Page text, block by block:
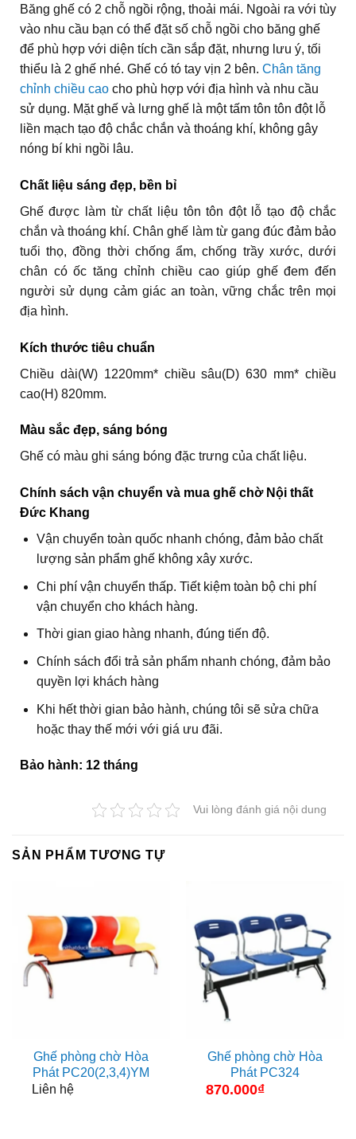
Băng ghế có 2 chỗ ngồi rộng, thoải mái. Ngoài ra với tùy
vào nhu cầu bạn có thể đặt số chỗ ngồi cho băng ghế
để phù hợp với diện tích cần sắp đặt, nhưng lưu ý, tối
thiểu là 2 ghế nhé. Ghế có tó tay vịn 2 bên. Chân tăng
chỉnh chiều caocho phù hợp với địa hình và nhu cầu
sử dụng. Mặt ghế và lưng ghế là một tấm tôn tôn đột lỗ
liền mạch tạo độ chắc chắn và thoáng khí, không gây
nóng bí khi ngồi lâu.
Chất liệu sáng đẹp, bền bỉ
Ghế được làm từ chất liệu tôn tôn đột lỗ tạo độ chắc
chắn và thoáng khí. Chân ghế làm từ gang đúc đảm bảo
tuổi thọ, đồng thời chống ẩm, chống trầy xước, dưới
chân có ốc tăng chỉnh chiều cao giúp ghế đem đến
người sử dụng cảm giác an toàn, vững chắc trên mọi
địa hình.
Kích thước tiêu chuẩn
Chiều dài(W) 1220mm* chiều sâu(D) 630 mm* chiều
cao(H) 820mm.
Màu sắc đẹp, sáng bóng
Ghế có màu ghi sáng bóng đặc trưng của chất liệu.
Chính sách vận chuyển và mua ghế chờ Nội thất
Đức Khang
Vận chuyển toàn quốc nhanh chóng, đảm bảo chất
lượng sản phẩm ghế không xây xước.
Chi phí vận chuyển thấp. Tiết kiệm toàn bộ chi phí
vận chuyển cho khách hàng.
Thời gian giao hàng nhanh, đúng tiến độ.
Chính sách đổi trả sản phẩm nhanh chóng, đảm bảo
quyền lợi khách hàng
Khi hết thời gian bảo hành, chúng tôi sẽ sửa chữa
hoặc thay thế mới với giá ưu đãi.
Bảo hành: 12 tháng
Vui lòng đánh giá nội dung
SẢN PHẨM TƯƠNG TỰ
Ghế phòng chờ Hòa
Phát PC20(2,3,4)YM
Liên hệ
Ghế phòng chờ Hòa
Phát PC324
870.000₫